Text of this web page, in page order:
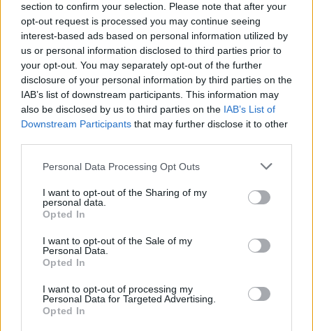
section to confirm your selection. Please note that after your
opt-out request is processed you may continue seeing
interest-based ads based on personal information utilized by
us or personal information disclosed to third parties prior to
your opt-out. You may separately opt-out of the further
disclosure of your personal information by third parties on the
IAB’s list of downstream participants. This information may
also be disclosed by us to third parties on the IAB’s List of
Downstream Participants that may further disclose it to other
Please note that this website/app uses one or more Google
not limited to your visit or usage behaviour. You may click to
grant or deny consent to Google and its third-party tags to
use your data for below specified purposes in below Google
consent section.
Personal Data Processing Opt Outs
I want to opt-out of the Sharing of my
personal data.
Opted In
I want to opt-out of the Sale of my
Personal Data.
Opted In
I want to opt-out of processing my
Personal Data for Targeted Advertising.
Opted In
Πλήγμα στους περιφερειακούς
συμμάχους της Τεχεράνης
Στόχος της αμερικανικής στρατηγικής ήταν
επίσης ο περιορισμός της επιρροής οργανώσεων
που διατηρούν στενούς δεσμούς με το Ιράν σε
διάφορες χώρες της Μέσης Ανατολής.
δυνατότητες ανεφοδιασμού και εξοπλισμού
αυτών των οργανώσεων έχουν περιοριστεί, αν και
δεν έχει υπάρξει κάποια επίσημη αλλαγή πολιτικής
από την Τεχεράνη ως προς τη στήριξή τους.
Η Χεζμπολάχ βρέθηκε στο επίκεντρο των
συγκρούσεων στον Λίβανο, ενώ η Χαμάς και οι
Χούθι διαδραμάτισαν πιο περιορισμένο ρόλο στις
πολεμικές εξελίξεις. Παράλληλα, αναλυτές
επισημαίνουν ότι η αποδυνάμωση των